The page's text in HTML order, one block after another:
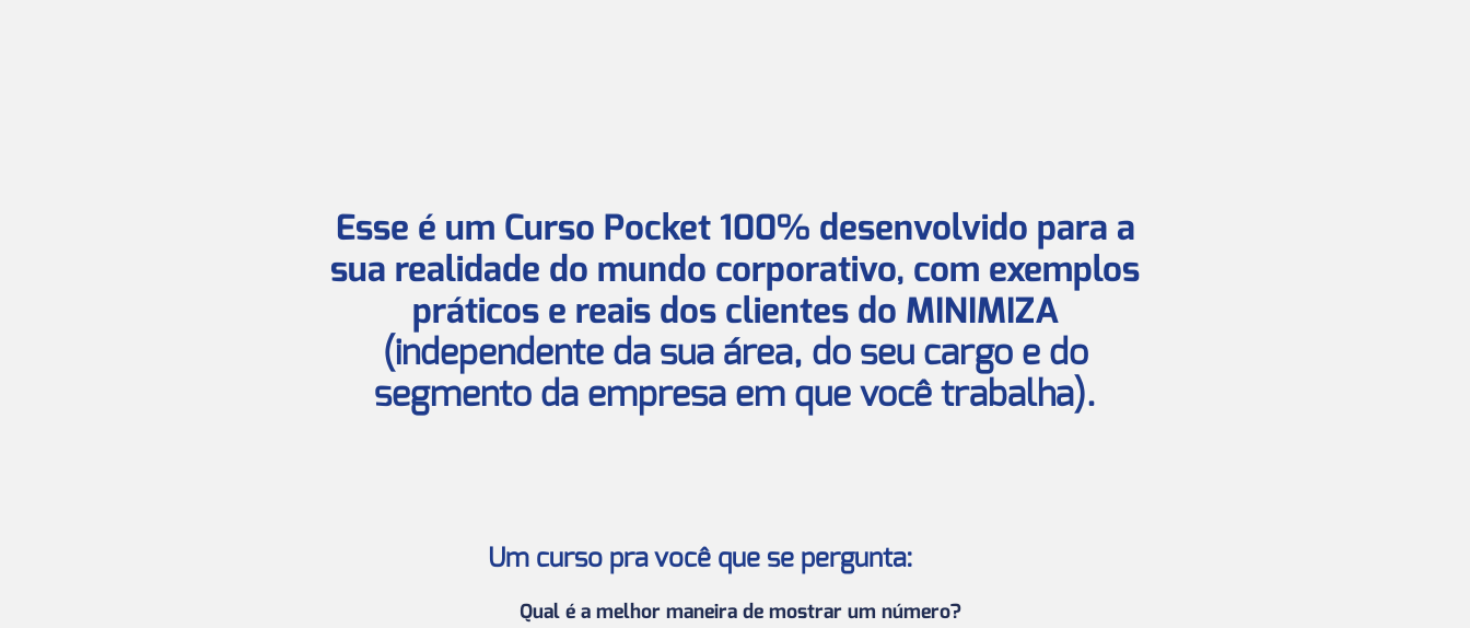
Esse é um Curso Pocket 100% desenvolvido para a
sua realidade do mundo corporativo, com exemplos
práticos e reais dos clientes do MINIMIZA
(independente da sua área, do seu cargo e do
segmento da empresa em que você trabalha).
Um curso pra você que se pergunta:
Qual é a melhor maneira de mostrar um número?